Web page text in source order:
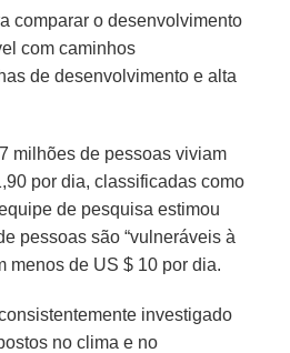
comparar o desenvolvimento
com caminhos
de desenvolvimento e alta
milhões de pessoas viviam
por dia, classificadas como
de pesquisa estimou
pessoas são “vulneráveis à
menos de US $ 10 por dia.
investigado
no clima e no